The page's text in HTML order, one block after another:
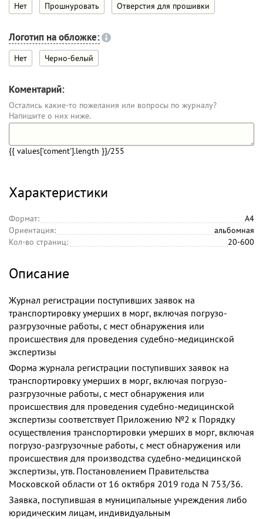
Нет Прошнуровать Отверстия для прошивки
Логотип на обложке:
Нет Черно-белый
Коментарий:
Остались какие-то пожелания или вопросы по журналу?
Напишите о них ниже.
{{ values['coment'].length }}/255
Характеристики
Формат:
А4
Ориентация:
альбомная
Кол-во страниц:
20-600
Описание
Журнал регистрации поступивших заявок на
транспортировку умерших в морг, включая погрузо-
разгрузочные работы, с мест обнаружения или
происшествия для проведения судебно-медицинской
экспертизы
Форма журнала регистрации поступивших заявок на
транспортировку умерших в морг, включая погрузо-
разгрузочные работы, с мест обнаружения или
происшествия для проведения судебно-медицинской
экспертизы соответствует Приложению №2 к Порядку
осуществления транспортировки умерших в морг, включая
погрузо-разгрузочные работы, с мест обнаружения или
происшествия для производства судебно-медицинской
экспертизы, утв. Постановлением Правительства
Московской области от 16 октября 2019 года N 753/36.
Заявка, поступившая в муниципальные учреждения либо
юридическим лицам, индивидуальным